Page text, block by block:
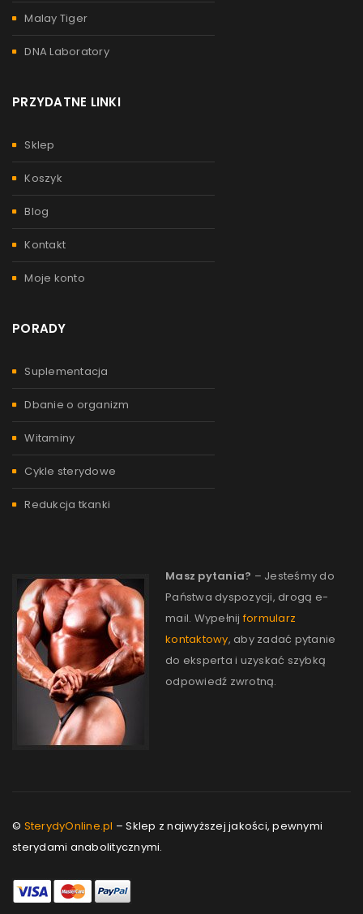
Malay Tiger
DNA Laboratory
PRZYDATNE LINKI
Sklep
Koszyk
Blog
Kontakt
Moje konto
PORADY
Suplementacja
Dbanie o organizm
Witaminy
Cykle sterydowe
Redukcja tkanki
Masz pytania? – Jesteśmy do
Państwa dyspozycji, drogą e-
mail. Wypełnijformularz
kontaktowy, aby zadać pytanie
do eksperta i uzyskać szybką
odpowiedź zwrotną.
© SterydyOnline.pl – Sklep z najwyższej jakości, pewnymi
sterydami anabolitycznymi.